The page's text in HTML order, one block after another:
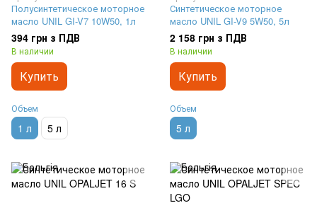
Полусинтетическое моторное
масло UNIL GI-V7 10W50, 1л
394 грн з ПДВ
В наличии
Купить
Объем
1 л 5 л
Синтетическое моторное
масло UNIL GI-V9 5W50, 5л
2 158 грн з ПДВ
В наличии
Купить
Объем
5 л